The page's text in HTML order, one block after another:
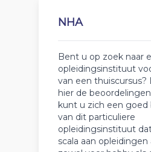
NHA
Bent u op zoek naar
opleidingsinstituut
van een thuiscursus?
hier de
kunt u zich een goed
van dit particuliere
opleidingsinstituut
scala aan opleidingen